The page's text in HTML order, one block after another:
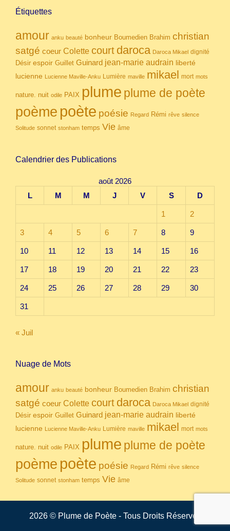
Étiquettes
amour anku beauté bonheur Boumedien Brahim christian
satgé coeur Colette court daroca Daroca Mikael dignité
Désir espoir Guillet Guinard jean-marie audrain liberté
lucienne Lucienne Maville-Anku Lumière maville mikael mort mots
nature. nuit odile PAIX plume plume de poète
poème poète poésie Regard Rémi rêve silence
Solitude sonnet stonham temps Vie âme
Calendrier des Publications
août 2026
L
M M J V S D
1 2
3 4 5 6 7 8 9
10 11 12 13 14 15 16
17 18 19 20 21 22 23
24 25 26 27 28 29 30
31
« Juil
Nuage de Mots
amour anku beauté bonheur Boumedien Brahim christian
satgé coeur Colette court daroca Daroca Mikael dignité
Désir espoir Guillet Guinard jean-marie audrain liberté
lucienne Lucienne Maville-Anku Lumière maville mikael mort mots
nature. nuit odile PAIX plume plume de poète
poème poète poésie Regard Rémi rêve silence
Solitude sonnet stonham temps Vie âme
2026 © Plume de Poète - Tous Droits Réservés